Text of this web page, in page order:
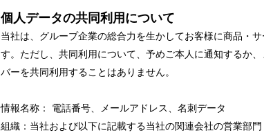
個人データの共同利用について
当社は、グループ企業の総合力を生かしてお客様に商品・
す。ただし、共同利用について、予めご本人に通知するか
バーを共同利用することはありません。
情報名称： 電話番号、メールアドレス、名刺データ
組織：当社および以下に記載する当社の関連会社の営業部門